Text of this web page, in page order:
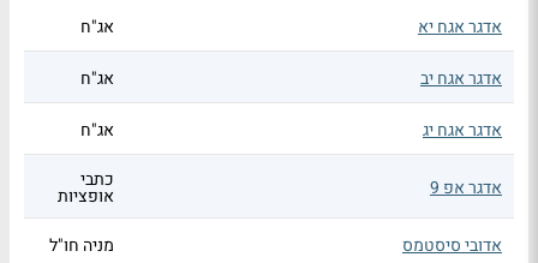
אדגר אגח יא אג"ח
אדגר אגח יב אג"ח
אדגר אגח יג אג"ח
אדגר אפ 9 כתבי
אופציות
אדובי סיסטמס
מניה חו"ל